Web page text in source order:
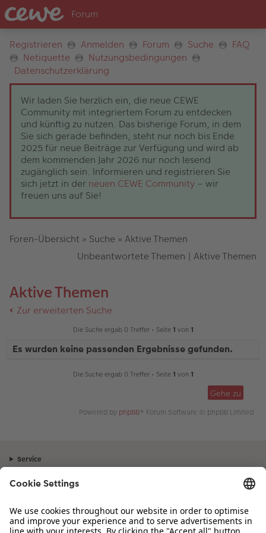
Registrieren Anmelden Forum Suche
FAQ
Netiquette
Nutzungsbedingungen
Datenschutzerklärung
Wir laden Sie herzlich ein, die neue CEWE
Community mit integriertem Forum zu entdecken
und künftig zu nutzen. Das bisherige Forum, in dem
Sie sich gerade befinden, steht nur noch bis Ende
2025 für neue Beiträge zur Verfügung und wird ab
dem kommenden Jahr 2026 nur noch lesend
zugänglich sein. Informieren und registrieren Sie
sich jetzt in der neuen CEWE Community – wir
freuen uns auf Sie!
Foren-Übersicht » Suche » Aktive Themen
Unbeantwortete Themen | Aktive Themen
Aktive Themen
Zur erweiterten Suche
Die Suche ergab 0 Treffer • Seite 1 von 1
Es wurden keine passenden Ergebnisse gefunden.
Die Suche ergab 0 Treffer • Seite 1 von 1
Gehe zu
Powered by phpBB® Forum Software © phpBB Limited
Service
Sortiment